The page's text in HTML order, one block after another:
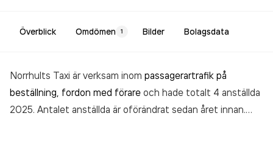
Överblick Omdömen 1 Bilder Bolagsdata
Norrhults Taxi är verksam inom passagerartrafik på
beställning, fordon med förare och hade totalt 4 anställda
2025. Antalet anställda är oförändrat sedan året innan.